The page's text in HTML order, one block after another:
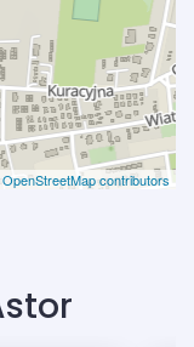
contributors